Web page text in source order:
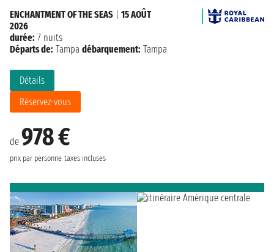
de 978 €
prix par personne taxes incluses
Détails
Réservez-vous
ENCHANTMENT OF THE SEAS
15 AOÛT
2026
durée: 7 nuits
Départs de: Tampa débarquement: Tampa